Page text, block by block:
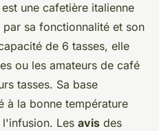
est une cafetière italienne
sa fonctionnalité et son
de 6 tasses, elle
ou les amateurs de café
tasses. Sa base
à la bonne température
Les avis des